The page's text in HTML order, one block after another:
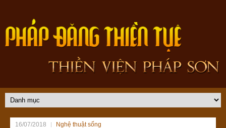
16/07/2018 Nghệ thuật sống